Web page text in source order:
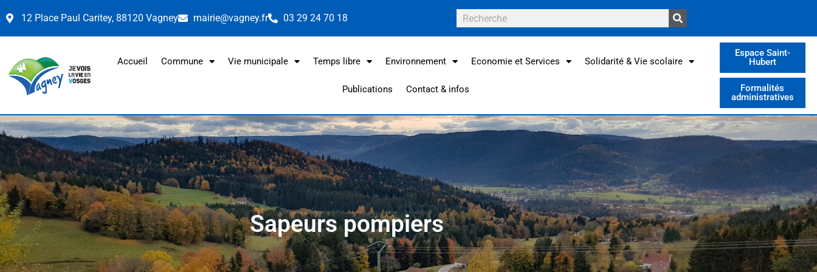
12 Place Paul Caritey, 88120 Vagney mairie@vagney.fr 03 29 24 70 18
Accueil Commune Vie municipale Temps libre Environnement Economie et Services Solidarité & Vie scolaire
Publications Contact & infos
Espace Saint-
Hubert
Formalités
administratives
Sapeurs pompiers